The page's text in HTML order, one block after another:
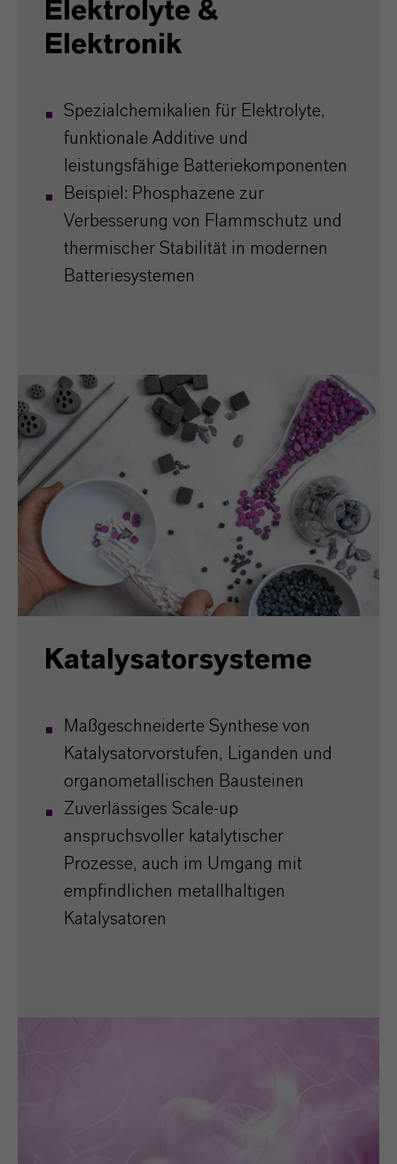
Elektrolyte &
Elektronik
Spezialchemikalien für Elektrolyte,
funktionale Additive und
leistungsfähige Batteriekomponenten
Beispiel: Phosphazene zur
Verbesserung von Flammschutz und
thermischer Stabilität in modernen
Batteriesystemen
Katalysatorsysteme
Maßgeschneiderte Synthese von
Katalysatorvorstufen, Liganden und
organometallischen Bausteinen
Zuverlässiges Scale-up
anspruchsvoller katalytischer
Prozesse, auch im Umgang mit
empfindlichen metallhaltigen
Katalysatoren